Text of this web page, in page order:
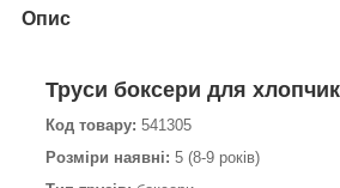
Опис
Труси боксери для
Код товару: 541305
Розміри наявні: 5 (8-9 років)